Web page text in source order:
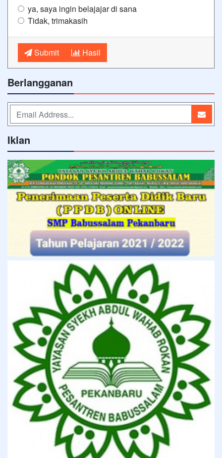
ya, saya ingin belajajar di sana
Tidak, trimakasih
Submit Hasil
Berlangganan
Iklan